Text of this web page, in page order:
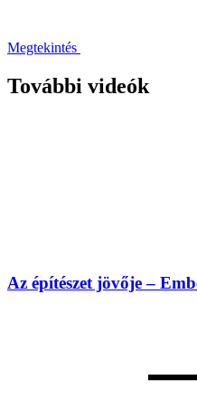
Megtekintés
További videók
Az építészet jövője –